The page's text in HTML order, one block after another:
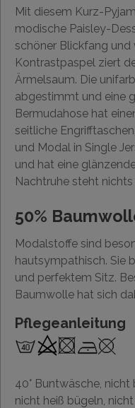
Mit diesem Kurz-
modische Paisley-
schöner Blickfang und
Kontrastpaspel ziert
Ärmelsaum. Die
abgestimmt und eine
Bermudahose hat
seitliche
und Modal in Single
und hat eine
Nachtruhe steht
50%
Modalstoffe sind
hautsympathisch. Sie
und perfektem Sitz.
Baumwolle hat sich
Pflegeanleitung
40° Buntwäsche,
nicht heiß bügeln,